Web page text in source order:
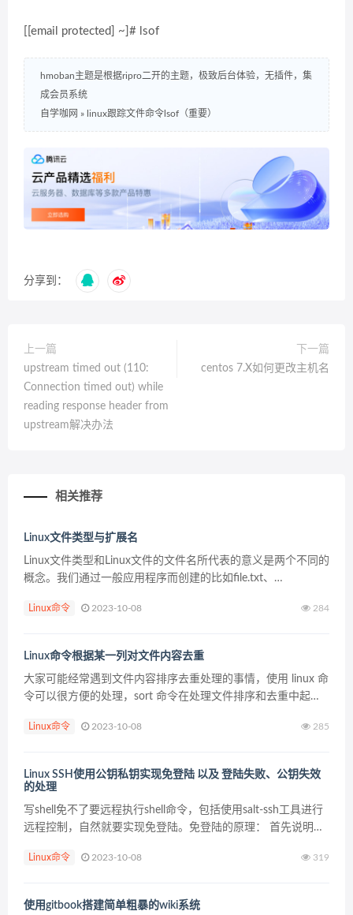
[[email protected] ~]# lsof
hmoban主题是根据ripro二开的主题，极致后台体验，无插件，集
成会员系统
自学咖网 » linux跟踪文件命令lsof（重要）
分享到：
上一篇
upstream timed out (110:
Connection timed out) while
reading response header from
upstream解决办法
下一篇
centos 7.X如何更改主机名
相关推荐
Linux文件类型与扩展名
Linux文件类型和Linux文件的文件名所代表的意义是两个不同的
概念。我们通过一般应用程序而创建的比如file.txt、
文件类型中衡量的话，大...
Linux命令 2023-10-08 284
Linux命令根据某一列对文件内容去重
大家可能经常遇到文件内容排序去重处理的事情，使用 linux 命
令可以很方便的处理，sort 命令在处理文件排序和去重中起着
pythontab.com 4345&...
Linux命令 2023-10-08 285
Linux SSH使用公钥私钥实现免登陆 以及 登陆失败、公钥失效
的处理
写shell免不了要远程执行shell命令，包括使用salt-ssh工具进行
远程控制，自然就要实现免登陆。免登陆的原理： 首先说明一
2.私钥由系统中没个...
Linux命令 2023-10-08 319
使用gitbook搭建简单粗暴的wiki系统